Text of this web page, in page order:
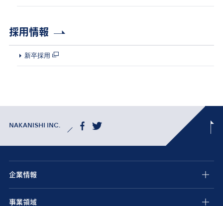
採用情報
新卒採用
NAKANISHI INC.
企業情報
事業領域